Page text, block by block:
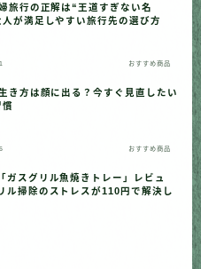
旅行の正解は“王道すぎない名
が満足しやすい旅行先の選び方
おすすめ商品
き方は顔に出る？今すぐ見直したい
慣
おすすめ商品
ガスグリル魚焼きトレー」レビュ
ル掃除のストレスが110円で解決し